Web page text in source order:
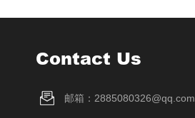
Contact Us
邮箱：2885080326@qq.com